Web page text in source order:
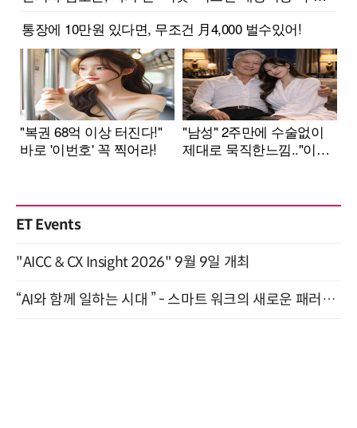
ET Events
"AICC & CX Insight 2026" 9월 9일 개최
“AI와 함께 일하는 시대 ” - 스마트 워크의 새로운 패러다임 (9/11)